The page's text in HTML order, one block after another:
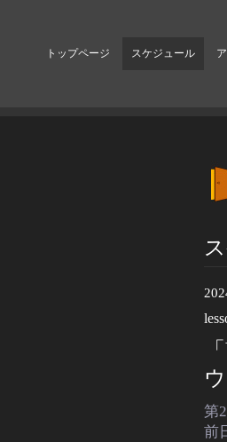
トップページ スケジュール
第
前